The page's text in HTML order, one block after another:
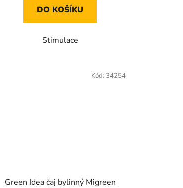
DO KOŠÍKU
Stimulace
Green Idea čaj bylinný Migreen
Kód: 34254